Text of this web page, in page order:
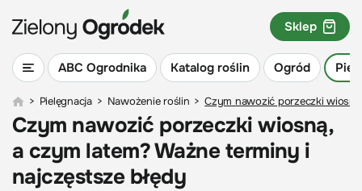
ABC Ogrodnika Katalog roślin Ogród
Sklep
> Pielęgnacja > Nawożenie roślin > Czym nawozić porzeczki
Czym nawozić porzeczki wiosną,
a czym latem? Ważne terminy i
najczęstsze błędy